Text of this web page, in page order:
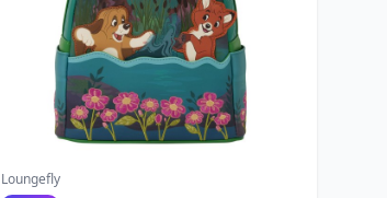
Loungefly